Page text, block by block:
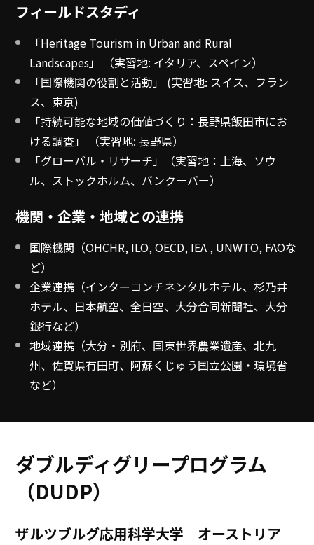
フィールドスタディ
「Heritage Tourism in Urban and Rural
Landscapes」 （実習地: イタリア、スペイン）
「国際機関の役割と活動」 (実習地: スイス、フラン
ス、東京)
「持続可能な地域の価値づくり：長野県飯田市にお
ける調査」 （実習地: 長野県）
「グローバル・リサーチ」（実習地：上海、ソウ
ル、ストックホルム、バンクーバー）
機関・企業・地域との連携
国際機関（OHCHR, ILO, OECD, IEA , UNWTO, FAOな
ど）
企業連携（インターコンチネンタルホテル、杉乃井
ホテル、日本航空、全日空、大分合同新聞社、大分
銀行など）
地域連携（大分・別府、国東世界農業遺産、北九
州、佐賀県有田町、阿蘇くじゅう国立公園・環境省
など）
ダブルディグリープログラム
（DUDP）
ザルツブルグ応用科学大学 オーストリア